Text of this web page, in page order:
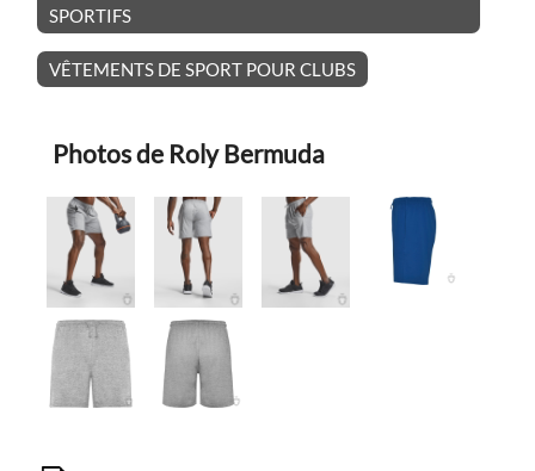
SPORTIFS
VÊTEMENTS DE SPORT POUR CLUBS
Photos de Roly Bermuda